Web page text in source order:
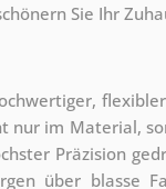
Sie Ihr
nur im Material,
Präzision
über blasse